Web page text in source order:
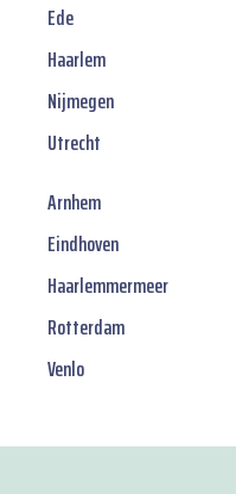
Ede
Haarlem
Nijmegen
Utrecht
Arnhem
Eindhoven
Haarlemmermeer
Rotterdam
Venlo